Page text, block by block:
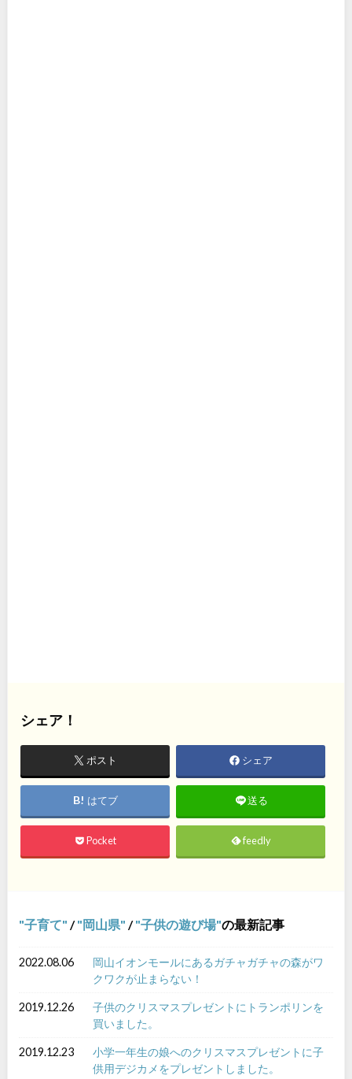
シェア！
ポスト シェア
はてブ 送る
Pocket feedly
子育て / 岡山県 / 子供の遊び場 の最新記事
2022.08.06
岡山イオンモールにあるガチャガチャの森がワ
クワクが止まらない！
2019.12.26
子供のクリスマスプレゼントにトランポリンを
買いました。
2019.12.23
小学一年生の娘へのクリスマスプレゼントに子
供用デジカメをプレゼントしました。